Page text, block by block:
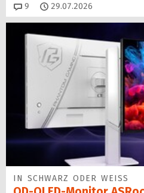
9 Kommentare
29.07.2026
IN SCHWARZ ODER WEISS